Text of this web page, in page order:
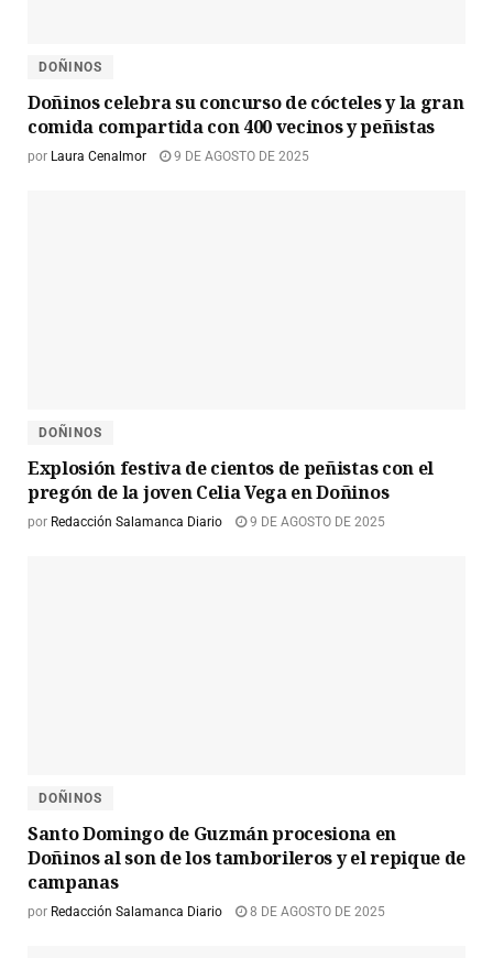
DOÑINOS
Doñinos celebra su concurso de cócteles y la gran
comida compartida con 400 vecinos y peñistas
por Laura Cenalmor 9 DE AGOSTO DE 2025
DOÑINOS
Explosión festiva de cientos de peñistas con el
pregón de la joven Celia Vega en Doñinos
por Redacción Salamanca Diario 9 DE AGOSTO DE 2025
DOÑINOS
Santo Domingo de Guzmán procesiona en
Doñinos al son de los tamborileros y el repique de
campanas
por Redacción Salamanca Diario 8 DE AGOSTO DE 2025